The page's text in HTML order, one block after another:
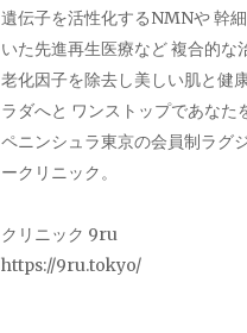
遺伝子を活性化するNMNや 幹
いた先進再生医療など 複合的な
老化因子を除去し美しい肌と健
ラダへと ワンストップであなた
ペニンシュラ東京の会員制ラグ
ークリニック。
クリニック 9ru
https://9ru.tokyo/